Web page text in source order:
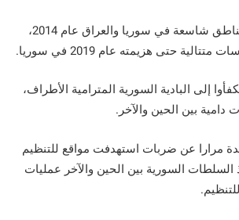
وبعد سيطرته على مناطق شاسعة في سوريا والعراق عام 2014،
حتى هزيمته عام 2019 في سوريا.
إلى البادية السورية المترامية الأطراف،
دامية بين الحين والآخر.
مرارا عن ضربات استهدفت مواقع للتنظيم
السلطات السورية بين الحين والآخر عمليات